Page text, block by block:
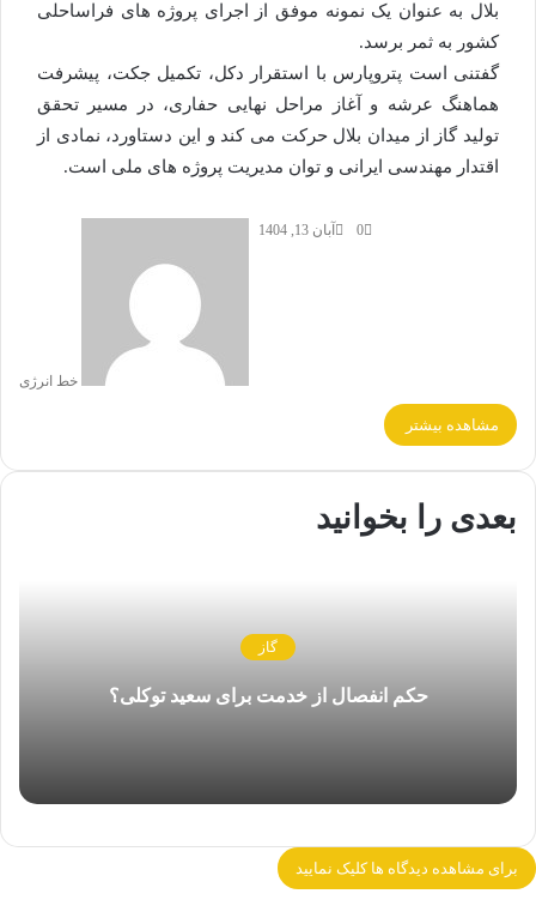
بلال به عنوان یک نمونه موفق از اجرای پروژه های فراساحلی
کشور به ثمر برسد.
گفتنی است پتروپارس با استقرار دکل، تکمیل جکت، پیشرفت
هماهنگ عرشه و آغاز مراحل نهایی حفاری، در مسیر تحقق
تولید گاز از میدان بلال حرکت می کند و این دستاورد، نمادی از
اقتدار مهندسی ایرانی و توان مدیریت پروژه های ملی است.
خط انرژی
آبان 13, 1404 0
مشاهده بیشتر
بعدی را بخوانید
گاز
حکم انفصال از خدمت برای سعید توکلی؟
برای مشاهده دیدگاه ها کلیک نمایید